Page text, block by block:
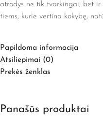
atrodys ne tik tvarkingai, bet ir
tiems, kurie vertina kokybę,
Papildoma informacija
Atsiliepimai (0)
Prekės ženklas
Panašūs produktai